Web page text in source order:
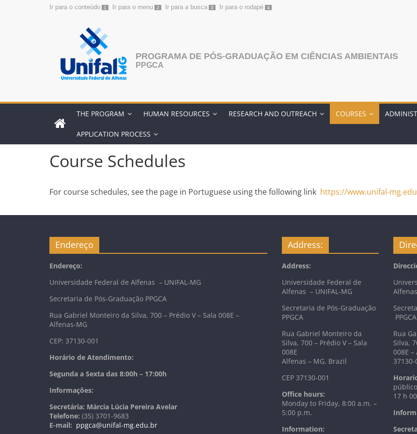
Ir para o conteúdo 1 Ir para o menu 2 Ir para a busca 3 Ir para o rodapé 4
PROGRAMA DE PÓS-GRADUAÇÃO EM CIÊNCIAS AMBIENTAIS
PPGCA
THE PROGRAM HUMAN RESOURCES RESEARCH AND OUTREACH COURSES
APPLICATION PROCESS
Course Schedules
For course schedules, see the page in Portuguese using the following link https://www.unifal-
Endereço
Endereço:
Universidade Federal de Alfenas – UNIFAL-MG
Secretaria de Pós-Graduação PPGCA
Rua Gabriel Monteiro da Silva, 700 – Prédio V – Sala 008E –
Alfenas-MG
CEP: 37130-001
Horário de Atendimento:
Segunda a Sexta das 8:00h – 17:00h
Informações:
Secretária: Márcia Lúcia Pereira Avelar
Telefone: (35) 3701-9683
E-mail: ppgca@unifal-mg.edu.br
Address:
Address:
Universidade Federal de
Alfenas – UNIFAL-MG
Secretaria de Pós-Graduação
PPGCA
Rua Gabriel Monteiro da
Silva, 700 – Prédio V – Sala
008E
Alfenas – MG. Brazil
CEP 37130-001
Office hours:
Monday to Friday, 8:00 a.m. –
5:00 p.m.
Information:
PPGCA
Rua
Silva,
008E –
37130-
17 h 00